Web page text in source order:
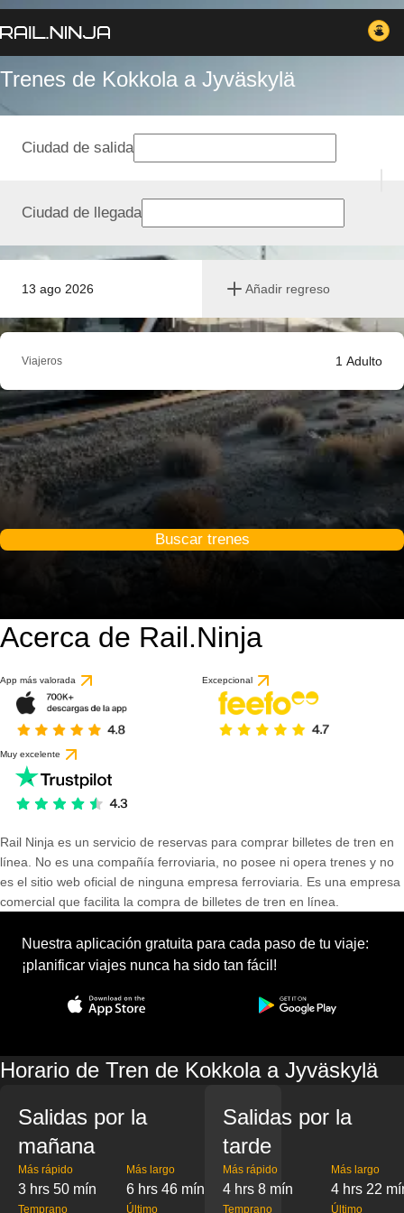
Trenes de Kokkola a Jyväskylä
13 ago 2026 Añadir regreso
Ciudad de salida
Ciudad de llegada
Viajeros 1 Adulto
Buscar trenes
Acerca de Rail.Ninja
App más valorada Excepcional
Muy excelente
Rail Ninja es un servicio de reservas para comprar billetes de tren en
línea. No es una compañía ferroviaria, no posee ni opera trenes y no
es el sitio web oficial de ninguna empresa ferroviaria. Es una empresa
comercial que facilita la compra de billetes de tren en línea.
Nuestra aplicación gratuita para cada paso de tu viaje:
¡planificar viajes nunca ha sido tan fácil!
Horario de Tren de Kokkola a Jyväskylä
Salidas por la
mañana
Más rápido
3 hrs 50 mín
Más largo
6 hrs 46 mín
Temprano Último
Salidas por la
tarde
Más rápido
4 hrs 8 mín
Más largo
4 hrs 22
Temprano Último